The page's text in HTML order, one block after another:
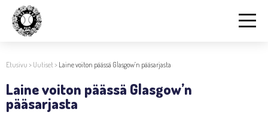
Etusivu > Uutiset> Laine voiton päässä Glasgow’n pääsarjasta
Laine voiton päässä Glasgow’n
pääsarjasta